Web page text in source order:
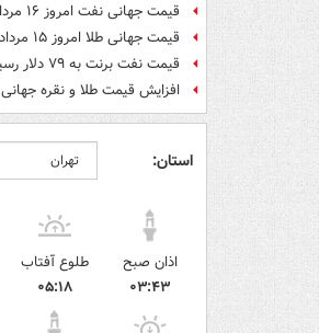
قیمت جهانی نفت امروز ۱۶ مرداد
قیمت جهانی طلا امروز ۱۵ مرداد
قیمت نفت برنت به ۷۹ دلار رسید
افزایش قیمت طلا و نقره جهانی
استان:
اذان صبح
۰۳:۴۳
طلوع آفتاب
۰۵:۱۸